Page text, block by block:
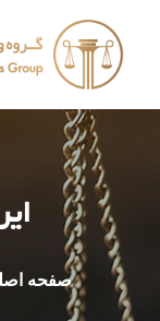
صفحه